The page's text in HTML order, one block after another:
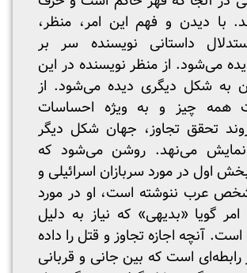
با دیدن و فهم این امر، منظر،
داستانی نویسنده سر بر
می‌شود. از منظر نویسنده در این
به شکل دیگری دیده می‌شود. از
همه چیز و به ویژه‌ احساسات
تحقق تجاوز، جهان شکل دیگر
می‌نهد. روشن می‌شود که
اول در مورد سربازان اسرائیلی و
عرب ننوشته است، او در مورد
گویا «بدیهی» که نیاز به دلیل
است. آنچه اجازه تجاوز و قتل را داده
است که بین جانی و قربانی